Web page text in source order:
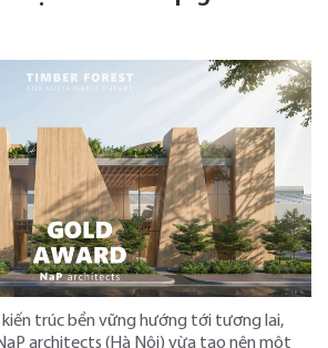
kiến trúc bền vững hướng tới tương lai,
architects (Hà Nội) vừa tạo nên một